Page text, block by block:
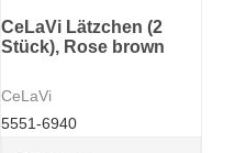
CeLaVi Lätzchen (2
Stück), Rose brown
CeLaVi
5551-6940